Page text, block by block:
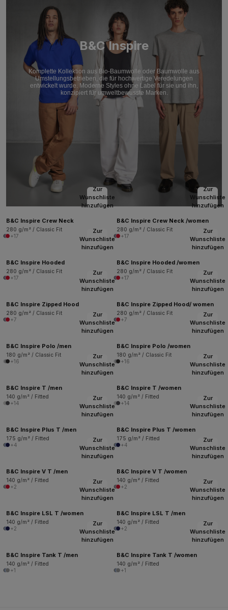
B&C Inspire
Komplette Kollektion aus Bio-Baumwolle oder Baumwolle aus
Umstellungsbetrieben, die für hochwertige Veredelungen
entwickelt wurde. Moderne Styles ohne Label für sie und ihn,
konzipiert für umweltbewusste Marken.
Zur
Wunschliste
hinzufügen
B&C Inspire Crew Neck
280 g/m² / Classic Fit
+17
Zur
Wunschliste
hinzufügen
B&C Inspire Crew Neck /women
280 g/m² / Classic Fit
+17
Zur
Wunschliste
hinzufügen
B&C Inspire Hooded
280 g/m² / Classic Fit
+17
Zur
Wunschliste
hinzufügen
B&C Inspire Hooded /women
280 g/m² / Classic Fit
+17
Zur
Wunschliste
hinzufügen
B&C Inspire Zipped Hood
280 g/m² / Classic Fit
+7
Zur
Wunschliste
hinzufügen
B&C Inspire Zipped Hood/ women
280 g/m² / Classic Fit
+7
Zur
Wunschliste
hinzufügen
B&C Inspire Polo /men
180 g/m² / Classic Fit
+16
Zur
Wunschliste
hinzufügen
B&C Inspire Polo /women
180 g/m² / Classic Fit
+16
Zur
Wunschliste
hinzufügen
B&C Inspire T /men
140 g/m² / Fitted
+14
Zur
Wunschliste
hinzufügen
B&C Inspire T /women
140 g/m² / Fitted
+14
Zur
Wunschliste
hinzufügen
B&C Inspire Plus T /men
175 g/m² / Fitted
+4
Zur
Wunschliste
hinzufügen
B&C Inspire Plus T /women
175 g/m² / Fitted
+4
Zur
Wunschliste
hinzufügen
B&C Inspire V T /men
140 g/m² / Fitted
+2
Zur
Wunschliste
hinzufügen
B&C Inspire V T /women
140 g/m² / Fitted
+2
Zur
Wunschliste
hinzufügen
B&C Inspire LSL T /women
140 g/m² / Fitted
+2
Zur
Wunschliste
hinzufügen
B&C Inspire LSL T /men
140 g/m² / Fitted
+2
Zur
Wunschliste
hinzufügen
B&C Inspire Tank T /men
140 g/m² / Fitted
+1
Zur
Wunschliste
hinzufügen
B&C Inspire Tank T /women
140 g/m² / Fitted
+1